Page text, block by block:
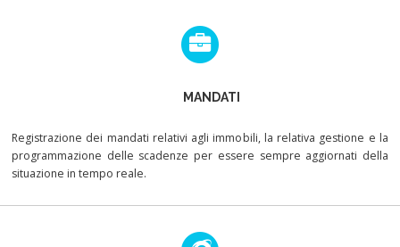
MANDATI
Registrazione dei mandati relativi agli immobili, la relativa gestione e la
programmazione delle scadenze per essere sempre aggiornati della
situazione in tempo reale.